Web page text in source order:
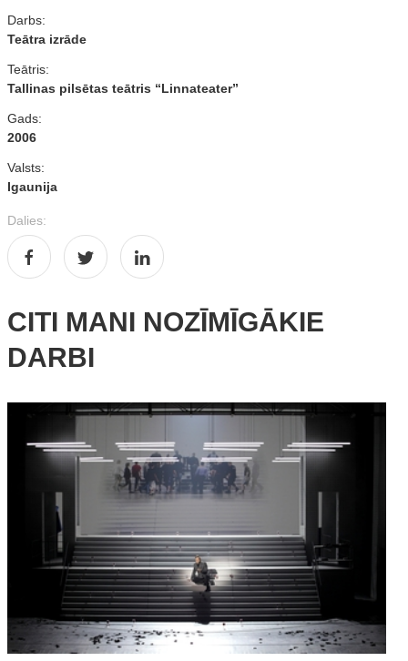
Darbs:
Teātra izrāde
Teātris:
Tallinas pilsētas teātris “Linnateater”
Gads:
2006
Valsts:
Igaunija
Dalies:
CITI MANI NOZĪMĪGĀKIE
DARBI